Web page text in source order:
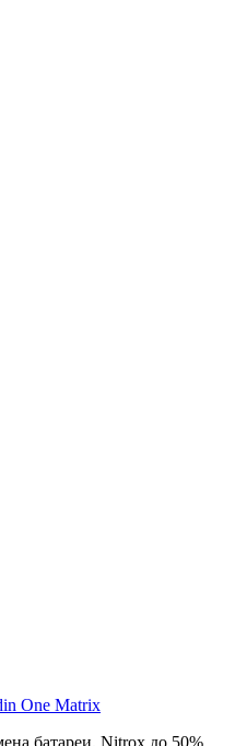
One Matrix
батареи. Nitrox до 50%